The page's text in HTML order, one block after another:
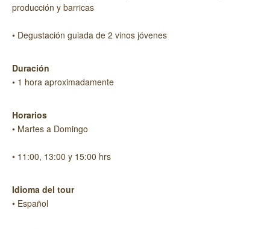
producción y barricas
• Degustación guiada de 2 vinos jóvenes
Duración
• 1 hora aproximadamente
Horarios
• Martes a Domingo
• 11:00, 13:00 y 15:00 hrs
Idioma del tour
• Español